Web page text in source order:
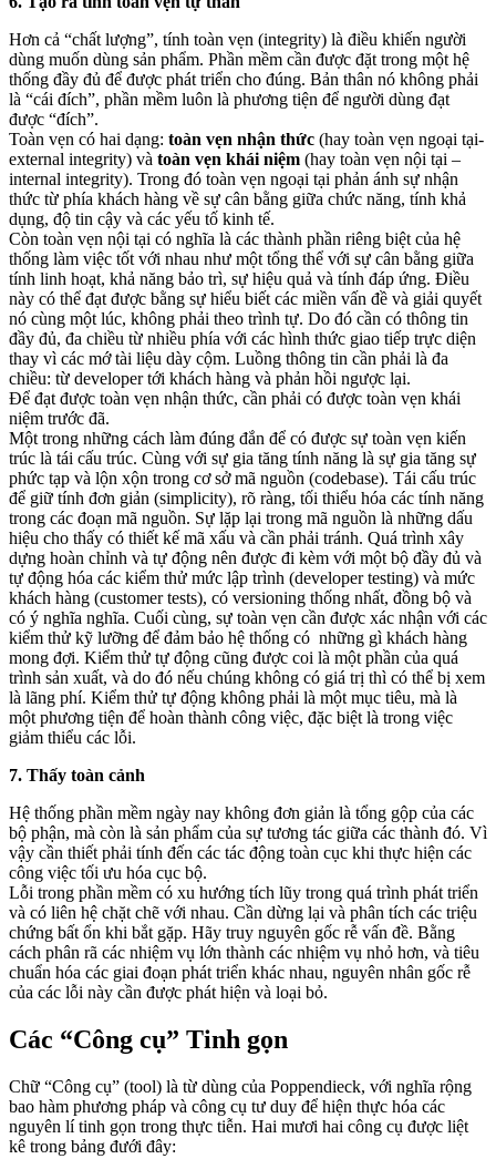
Hơn cả “chất lượng”, tính toàn vẹn (integrity) là điều khiến người
dùng muốn dùng sản phẩm. Phần mềm cần được đặt trong một hệ
thống đầy đủ để được phát triển cho đúng. Bản thân nó không phải
là “cái đích”, phần mềm luôn là phương tiện để người dùng đạt
được “đích”.
Toàn vẹn có hai dạng: toàn vẹn nhận thức (hay toàn vẹn ngoại tại-
external integrity) và toàn vẹn khái niệm (hay toàn vẹn nội tại –
internal integrity). Trong đó toàn vẹn ngoại tại phản ánh sự nhận
thức từ phía khách hàng về sự cân bằng giữa chức năng, tính khả
dụng, độ tin cậy và các yếu tố kinh tế.
Còn toàn vẹn nội tại có nghĩa là các thành phần riêng biệt của hệ
thống làm việc tốt với nhau như một tổng thể với sự cân bằng giữa
tính linh hoạt, khả năng bảo trì, sự hiệu quả và tính đáp ứng. Điều
này có thể đạt được bằng sự hiểu biết các miền vấn đề và giải quyết
nó cùng một lúc, không phải theo trình tự. Do đó cần có thông tin
đầy đủ, đa chiều từ nhiều phía với các hình thức giao tiếp trực diện
thay vì các mớ tài liệu dày cộm. Luồng thông tin cần phải là đa
chiều: từ developer tới khách hàng và phản hồi ngược lại.
Để đạt được toàn vẹn nhận thức, cần phải có được toàn vẹn khái
niệm trước đã.
Một trong những cách làm đúng đắn để có được sự toàn vẹn kiến ​​
trúc là tái cấu trúc. Cùng với sự gia tăng tính năng là sự gia tăng sự
phức tạp và lộn xộn trong cơ sở mã nguồn (codebase). Tái cấu trúc
để giữ tính đơn giản (simplicity), rõ ràng, tối thiểu hóa các tính năng
trong các đoạn mã nguồn. Sự lặp lại trong mã nguồn là những dấu
hiệu cho thấy có thiết kế mã xấu và cần phải tránh. Quá trình xây
dựng hoàn chỉnh và tự động nên được đi kèm với một bộ đầy đủ và
tự động hóa các kiểm thử mức lập trình (developer testing) và mức
khách hàng (customer tests), có versioning thống nhất, đồng bộ và
có ý nghĩa nghĩa. Cuối cùng, sự toàn vẹn cần được xác nhận với các
kiểm thử kỹ lưỡng để đảm bảo hệ thống có những gì khách hàng
mong đợi. Kiểm thử tự động cũng được coi là một phần của quá
trình sản xuất, và do đó nếu chúng không có giá trị thì có thể bị xem
là lãng phí. Kiểm thử tự động không phải là một mục tiêu, mà là
một phương tiện để hoàn thành công việc, đặc biệt là trong việc
giảm thiểu các lỗi.
7. Thấy toàn cảnh
Hệ thống phần mềm ngày nay không đơn giản là tổng gộp của các
bộ phận, mà còn là sản phẩm của sự tương tác giữa các thành đó. Vì
vậy cần thiết phải tính đến các tác động toàn cục khi thực hiện các
công việc tối ưu hóa cục bộ.
Lỗi trong phần mềm có xu hướng tích lũy trong quá trình phát triển
và có liên hệ chặt chẽ với nhau. Cần dừng lại và phân tích các triệu
chứng bất ổn khi bắt gặp. Hãy truy nguyên gốc rễ vấn đề. Bằng
cách phân rã các nhiệm vụ lớn thành các nhiệm vụ nhỏ hơn, và tiêu
chuẩn hóa các giai đoạn phát triển khác nhau, nguyên nhân gốc rễ
của các lỗi này cần được phát hiện và loại bỏ.
Các “Công cụ” Tinh gọn
Chữ “Công cụ” (tool) là từ dùng của Poppendieck, với nghĩa rộng
bao hàm phương pháp và công cụ tư duy để hiện thực hóa các
nguyên lí tinh gọn trong thực tiễn. Hai mươi hai công cụ được liệt
kê trong bảng đưới đây: